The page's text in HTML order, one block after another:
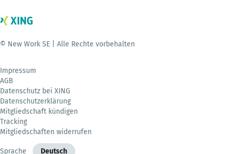
© New Work SE | Alle Rechte vorbehalten
Impressum
AGB
Datenschutz bei XING
Datenschutzerklärung
Mitgliedschaft kündigen
Tracking
Mitgliedschaften widerrufen
Sprache Deutsch